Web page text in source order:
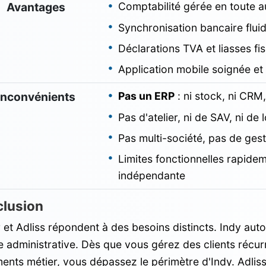
Avantages
Comptabilité gérée en toute
Synchronisation bancaire
Déclarations TVA et liasses
Application mobile soignée et
Pas un ERP: ni stock, ni
Pas d'atelier, ni de SAV, ni de
Pas multi-société, pas de
Limites fonctionnelles
indépendante
et Adliss répondent à des besoins distincts. Indy
administrative. Dès que vous gérez des clients
métier, vous dépassez le périmètre d'Indy.